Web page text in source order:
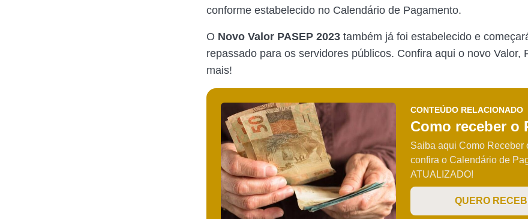
conforme estabelecido no Calendário de Pagamento.
O Novo Valor PASEP 2023 também já foi estabelecido e
repassado para os servidores públicos. Confira aqui o novo Valor,
mais!
CONTEÚDO RELACIONADO
Como receber o
Saiba aqui Como Receber
confira o Calendário de
ATUALIZADO!
QUERO